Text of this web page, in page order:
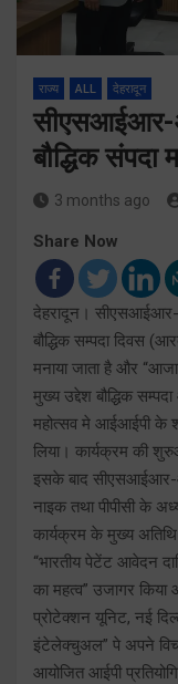
राज्य ALL देहरादून
सीएसआईआर-
बौद्धिक
3 months ago
Share Now
देहरादून। सीएसआईआर-
बौद्धिक सम्पदा दिवस
मनाया जाता है और
मुख्य उद्देश बौद्धिक
महोत्सव मे आईआईपी के
लिया। कार्यक्रम की
इसके बाद सीएसआईआर-
नाइक तथा पीपीसी के
कार्यक्रम के मुख्य
“भारतीय पेटेंट आवेदन
का महत्व” उजागर
प्रोटेक्शन यूनिट, नई
इंटेलेक्चुअल” पे अपने
आयोजित आईपी